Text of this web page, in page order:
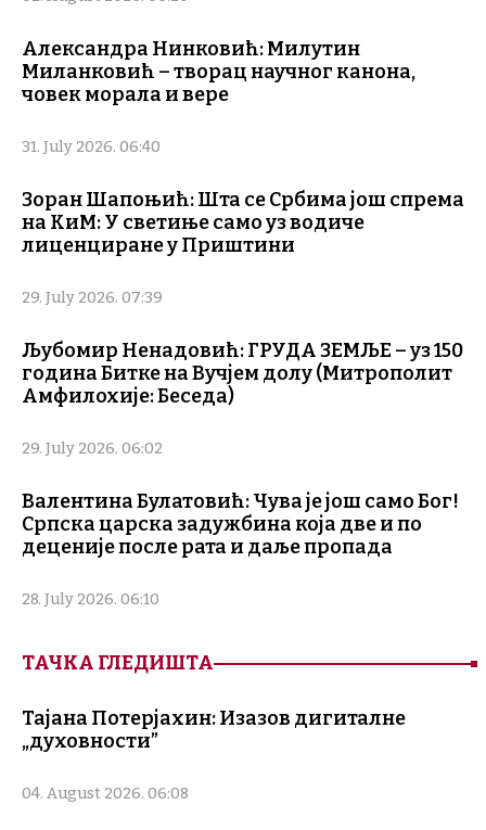
Александра Нинковић: Милутин
Миланковић – творац научног канона,
човек морала и вере
31. July 2026. 06:40
Зоран Шапоњић: Шта се Србима још спрема
на КиМ: У светиње само уз водиче
лиценциране у Приштини
29. July 2026. 07:39
Љубомир Ненадовић: ГРУДА ЗЕМЉЕ – уз 150
година Битке на Вучјем долу (Митрополит
Амфилохије: Беседа)
29. July 2026. 06:02
Валентина Булатовић: Чува је још само Бог!
Српска царска задужбина која две и по
деценије после рата и даље пропада
28. July 2026. 06:10
ТАЧКА ГЛЕДИШТА
Тајана Потерјахин: Изазов дигиталне
„духовности”
04. August 2026. 06:08